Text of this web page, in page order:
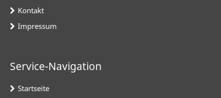
Kontakt
Impressum
Service-Navigation
Startseite